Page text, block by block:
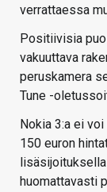
verrattaessa
Positiivisia
vakuuttava
peruskamera
Tune -
Nokia 3:a ei
150 euron
huomattavasti